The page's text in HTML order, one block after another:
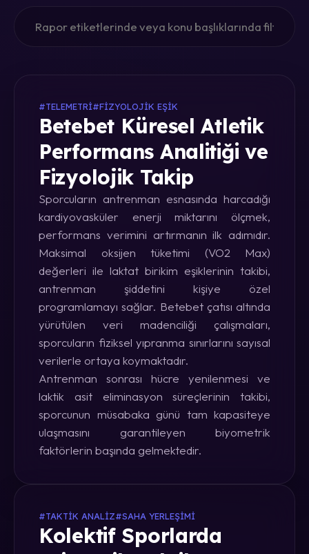
#TELEMETRI#FIZYOLOJIK EŞIK
Betebet Küresel Atletik
Performans Analitiği ve
Fizyolojik Takip
Sporcuların antrenman esnasında harcadığı
kardiyovasküler enerji miktarını ölçmek,
performans verimini artırmanın ilk adımıdır.
Maksimal oksijen tüketimi (VO2 Max)
değerleri ile laktat birikim eşiklerinin takibi,
antrenman şiddetini kişiye özel
programlamayı sağlar. Betebet çatısı altında
yürütülen veri madenciliği çalışmaları,
sporcuların fiziksel yıpranma sınırlarını sayısal
verilerle ortaya koymaktadır.
Antrenman sonrası hücre yenilenmesi ve
laktik asit eliminasyon süreçlerinin takibi,
sporcunun müsabaka günü tam kapasiteye
ulaşmasını garantileyen biyometrik
faktörlerin başında gelmektedir.
#TAKTIK ANALIZ#SAHA YERLEŞIMI
Kolektif Sporlarda